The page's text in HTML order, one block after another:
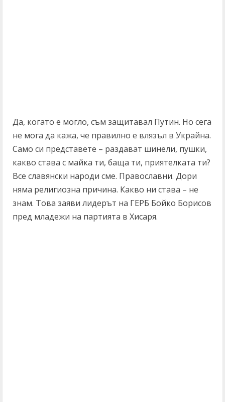
Да, когато е могло, съм защитавал Путин. Но сега
не мога да кажа, че правилно е влязъл в Украйна.
Само си представете – раздават шинели, пушки,
какво става с майка ти, баща ти, приятелката ти?
Все славянски народи сме. Православни. Дори
няма религиозна причина. Какво ни става – не
знам. Това заяви лидерът на ГЕРБ Бойко Борисов
пред младежи на партията в Хисаря.